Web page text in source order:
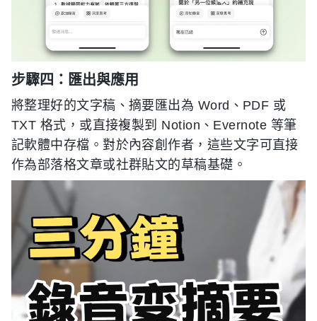
步驟四：匯出與應用
將整理好的文字稿、摘要匯出為 Word、PDF 或
TXT 格式，或直接複製到 Notion、Evernote 等筆
記軟體中存檔。對於內容創作者，這些文字可直接
作為部落格文章或社群貼文的草稿基礎。